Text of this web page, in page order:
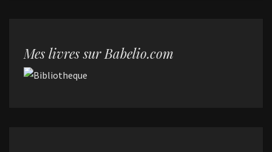
Mes livres sur Babelio.com